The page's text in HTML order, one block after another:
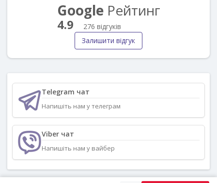
GoogleРейтинг
4.9
276 відгуків
Залишити відгук
Telegram чат
Напишіть нам у телеграм
Viber чат
Напишіть нам у вайбер